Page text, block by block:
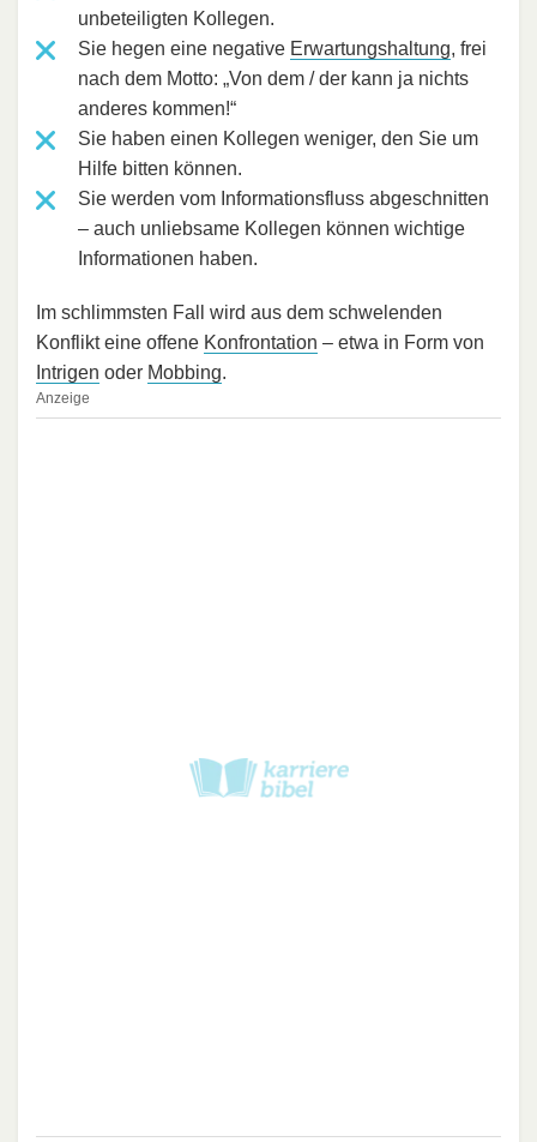
unbeteiligten Kollegen.
Sie hegen eine negative Erwartungshaltung, frei
nach dem Motto: „Von dem / der kann ja nichts
anderes kommen!“
Sie haben einen Kollegen weniger, den Sie um
Hilfe bitten können.
Sie werden vom Informationsfluss abgeschnitten
– auch unliebsame Kollegen können wichtige
Informationen haben.
Im schlimmsten Fall wird aus dem schwelenden
Konflikt eine offene Konfrontation – etwa in Form von
Intrigen oder Mobbing.
Anzeige